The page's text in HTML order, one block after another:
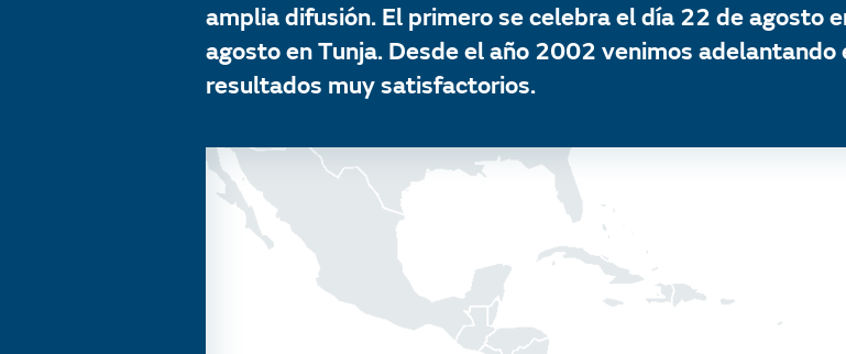
amplia difusión. El primero se celebra el día 22 de agosto
agosto en Tunja. Desde el año 2002 venimos
resultados muy satisfactorios.